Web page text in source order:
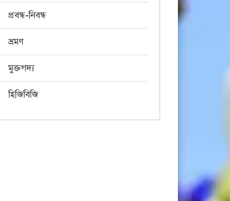
প্রবন্ধ-নিবন্ধ
ভ্রমণ
মুক্তগদ্য
হিজিবিজি